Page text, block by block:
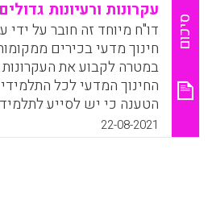
סוגים שונים של רעיונות
על תוכן, רעיונות גדולים
גדולים על למידה איכותית.
WhatsApp
Email
X
סיכום
עקרונות ורעיונות
דו"ח מיוחד זה חובר על
חינוך מדעי בכירים
במטרה לקבוע את
החינוך המדעי לכל
הטענה כי יש לסייע
גדולים" של מדע ועל-
להבין את ההיבטים
22-08-2021